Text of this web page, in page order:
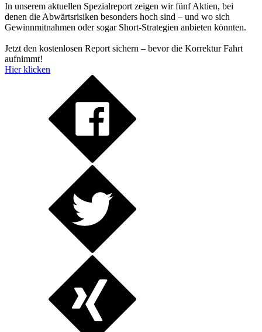
In unserem aktuellen Spezialreport zeigen wir fünf Aktien, bei
denen die Abwärtsrisiken besonders hoch sind – und wo sich
Gewinnmitnahmen oder sogar Short-Strategien anbieten könnten.
Jetzt den kostenlosen Report sichern – bevor die Korrektur Fahrt
aufnimmt!
Hier klicken